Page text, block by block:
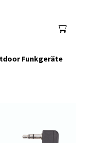
Funkgeräte